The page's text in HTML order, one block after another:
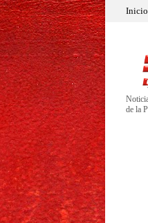
Inicio
de la